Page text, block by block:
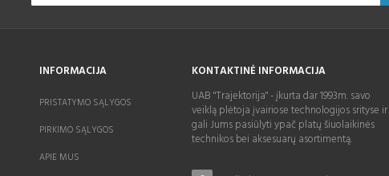
INFORMACIJA
PRISTATYMO SĄLYGOS
PIRKIMO SĄLYGOS
APIE MUS
KONTAKTINĖ INFORMACIJA
UAB "Trajektorija" - įkurta dar 1993m. savo
veiklą plėtoja įvairiose technologijos srityse ir
gali Jums pasiūlyti ypač platų šiuolaikinės
technikos bei aksesuarų asortimentą.